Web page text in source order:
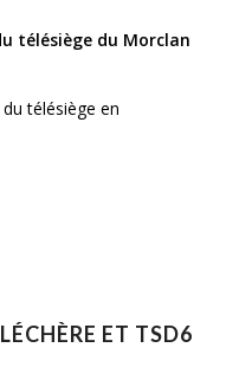
télésiège du Morclan
télésiège en
ET TSD6